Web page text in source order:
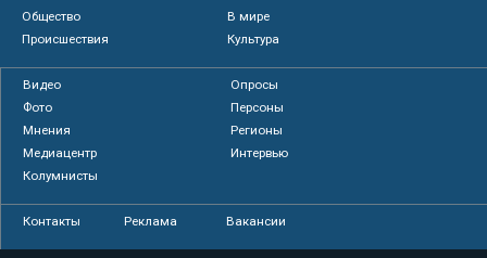
Общество
В мире
Происшествия
Культура
Видео
Опросы
Фото
Персоны
Мнения
Регионы
Медиацентр
Интервью
Колумнисты
Контакты Реклама Вакансии